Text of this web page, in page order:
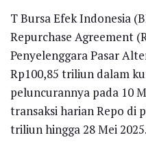
T Bursa Efek Indonesia
Repurchase Agreement
Penyelenggara Pasar
Rp100,85 triliun dalam
peluncurannya pada 10
transaksi harian Repo di
triliun hingga 28 Mei 2025.